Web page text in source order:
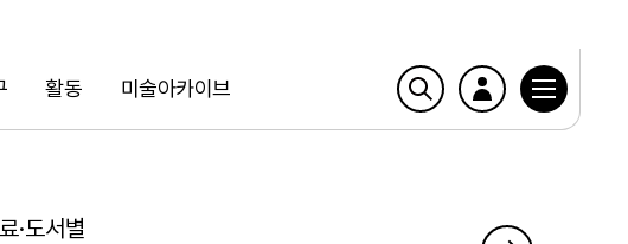
활동 미술아카이브
·도서별